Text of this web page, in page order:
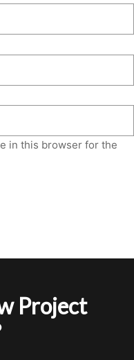
in this browser for the
Project